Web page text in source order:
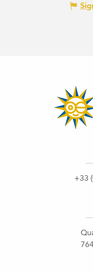
+33